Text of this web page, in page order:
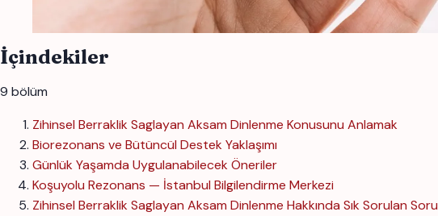
İçindekiler
9 bölüm
Zihinsel Berraklik Saglayan Aksam Dinlenme Konusunu Anlamak
Biorezonans ve Bütüncül Destek Yaklaşımı
Günlük Yaşamda Uygulanabilecek Öneriler
Koşuyolu Rezonans — İstanbul Bilgilendirme Merkezi
Zihinsel Berraklik Saglayan Aksam Dinlenme Hakkında Sık Sorulan